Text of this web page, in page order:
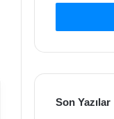
Son Yazılar